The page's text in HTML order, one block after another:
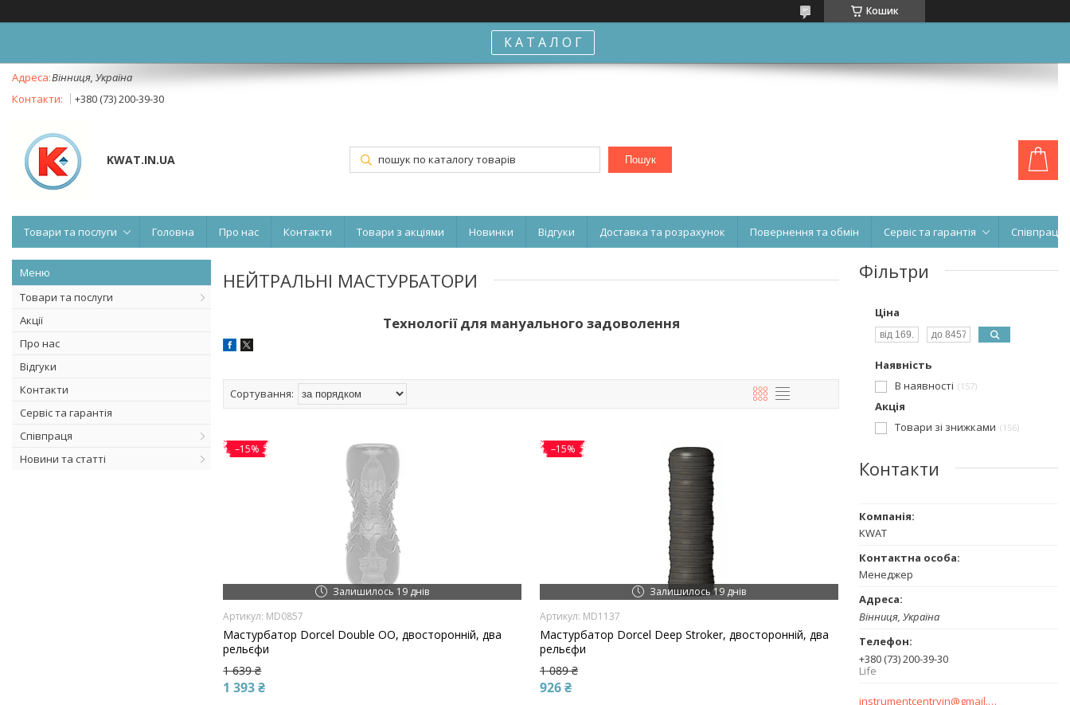
Кошик
К А Т А Л О Г
Вінниця, Україна
+380 (73) 200-39-30
KWAT.IN.UA Пошук
Товари та послуги Головна Про нас Контакти Товари з акціями Новинки Відгуки Доставка та розрахунок Повернення та обмін Сервіс та гарантія Співпраця
Товари та послуги
Акції
Про нас
Відгуки
Контакти
Сервіс та гарантія
Співпраця
Новини та статті
НЕЙТРАЛЬНІ МАСТУРБАТОРИ
Технології для мануального задоволення
–15%
Залишилось 19 днів
MD0857
Мастурбатор Dorcel Double OO, двосторонній, два
рельєфи
1 639 ₴
1 393 ₴
–15%
Залишилось 19 днів
MD1137
Мастурбатор Dorcel Deep Stroker, двосторонній, два
рельєфи
1 089 ₴
926 ₴
Фільтри
Ціна
Наявність
В наявності
157
Акція
Товари зі знижками
156
Контакти
KWAT
Менеджер
Вінниця, Україна
+380 (73) 200-39-30
Life
instrumentcentrvin@gmail.com